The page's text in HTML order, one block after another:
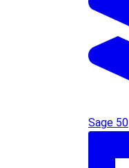
Sage 50